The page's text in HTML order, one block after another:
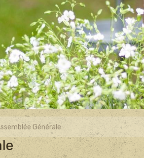
Générale